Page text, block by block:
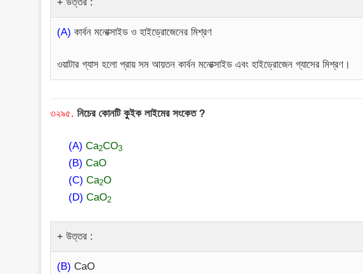
(A) কার্বন মনোক্সাইড ও হাইড্রোজেনের মিশ্রণ
ওয়াটার গ্যাস হলো প্রায় সম আয়তন কার্বন মনোক্সাইড এবং হাইড্রোজেন গ্যাসের মিশ্রণ।
৩২৯৫. নিচের কোনটি কুইক লাইমের সংকেত ?
(A) Ca2CO3
(B) CaO
(C) Ca2O
(D) CaO2
উত্তর :
(B) CaO